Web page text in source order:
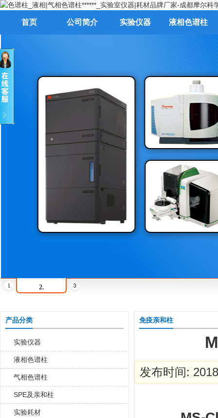
首页 公司简介 实验仪器 液相色谱柱
2.
产品分类
实验仪器
液相色谱柱
气相色谱柱
SPE及亲和柱
实验耗材
免疫亲和柱
发布时间: